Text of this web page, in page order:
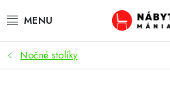
na
VÝPREDAJ
Nočné stolíky